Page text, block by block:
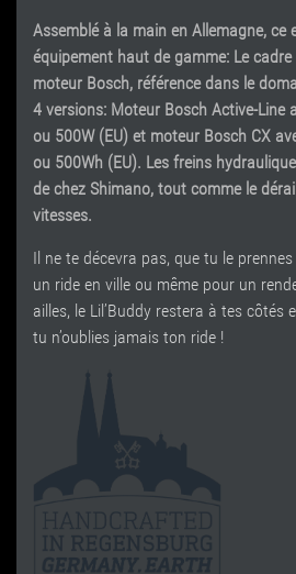
Assemblé à la main en Allemagne, ce
équipement haut de gamme: Le
moteur Bosch, référence dans le
4 versions: Moteur Bosch Active-Line
ou 500W (EU) et moteur Bosch CX
ou 500Wh (EU). Les freins
de chez Shimano, tout comme le
vitesses.
Il ne te décevra pas, que tu le
un ride en ville ou même pour un
ailles, le Lil’Buddy restera à tes côtés
tu n’oublies jamais ton ride !